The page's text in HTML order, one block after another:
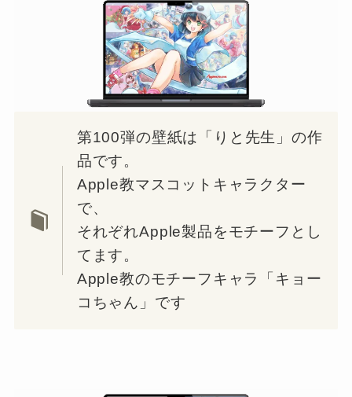
第100弾の壁紙は「りと先生」の作
品です。
Apple教マスコットキャラクター
で、
それぞれApple製品をモチーフとし
てます。
Apple教のモチーフキャラ「キョー
コちゃん」です